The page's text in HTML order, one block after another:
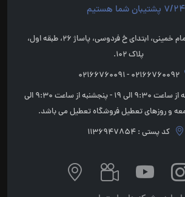
7/24 پشتیبان شما هستیم
تهران، میدان امام خمینی، ابتدای خ فردوسی، پاساژ 26، طبقه اول،
پلاک 102.
02166760092 - 02166760091
شنبه تا چهارشنبه از ساعت 9:30 الی 19 - پنجشنبه از ساعت 9:30 الی
کد پستی : 1136947854